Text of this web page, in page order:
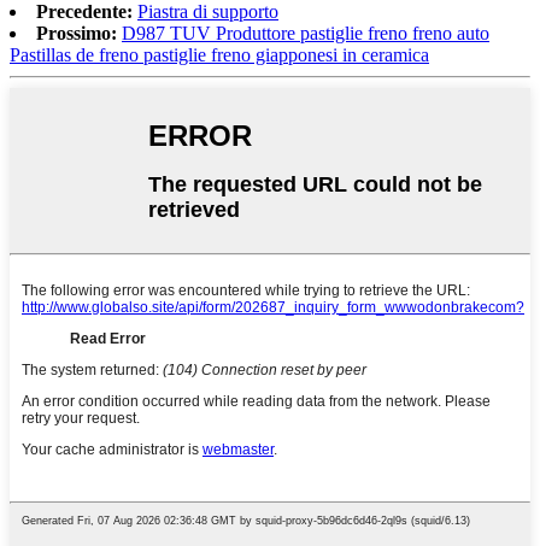
Precedente: Piastra di supporto
Prossimo: D987 TUV Produttore pastiglie freno freno auto
Pastillas de freno pastiglie freno giapponesi in ceramica